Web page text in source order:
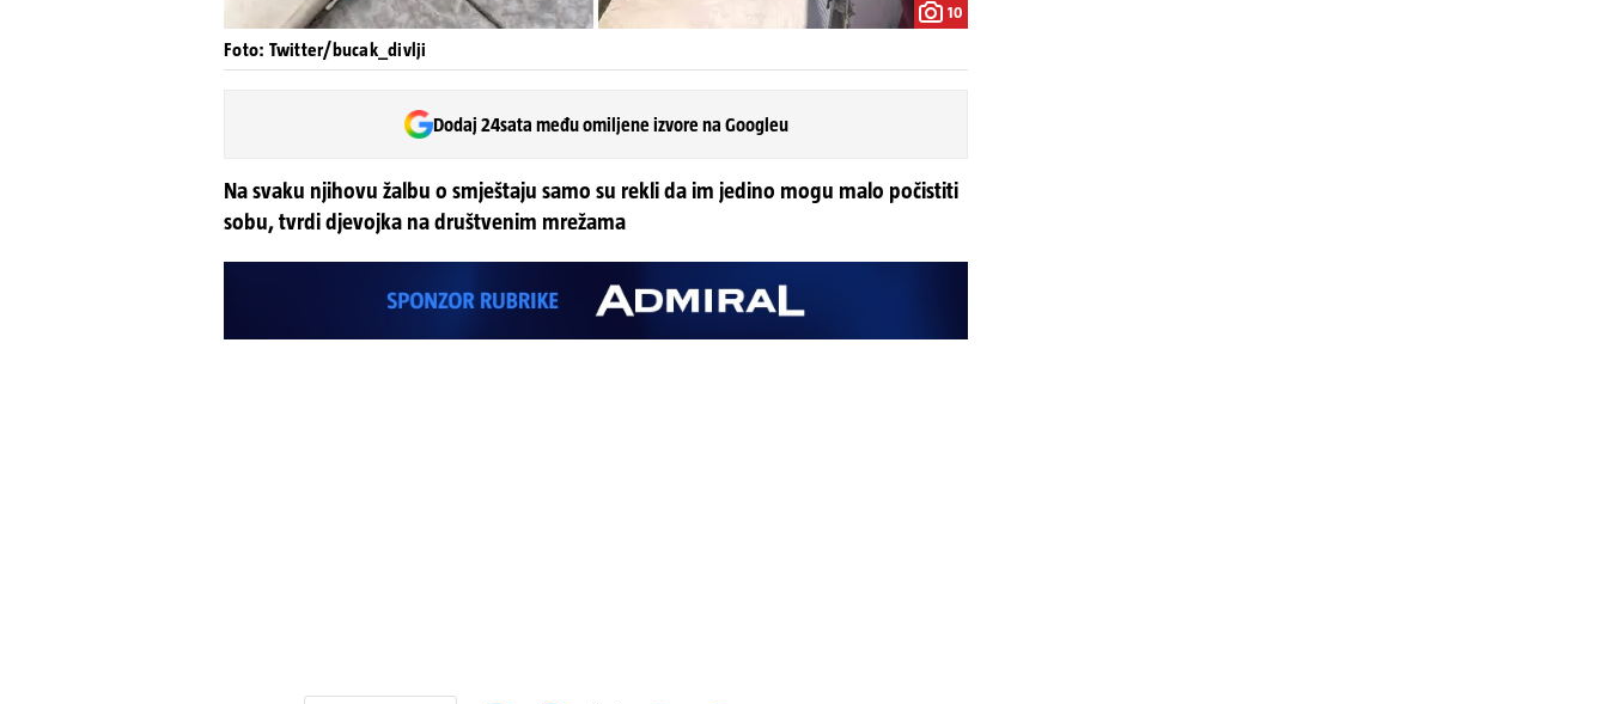
10
Foto: Twitter/bucak_divlji
Dodaj 24sata među omiljene izvore na Googleu
Na svaku njihovu žalbu o smještaju samo su rekli da im jedino mogu malo počistiti
sobu, tvrdi djevojka na društvenim mrežama